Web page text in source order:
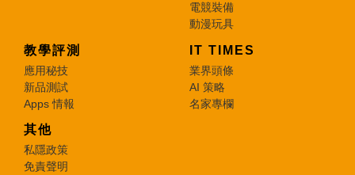
電競裝備
動漫玩具
教學評測
應用秘技
新品測試
Apps 情報
IT TIMES
業界頭條
AI 策略
名家專欄
其他
私隱政策
免責聲明